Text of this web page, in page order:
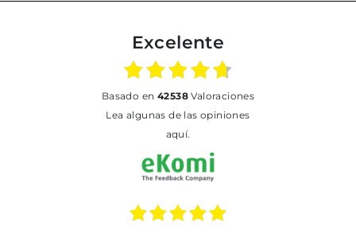
Excelente
basado en 42538Valoraciones
Lea algunas de las opiniones
aquí.